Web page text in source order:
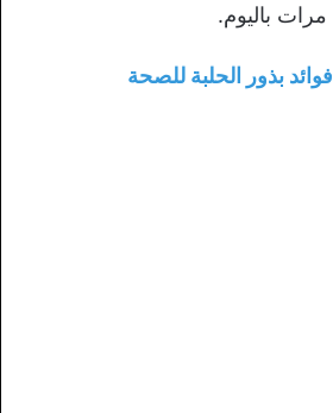
فوائد بذور الحلبة للصحة